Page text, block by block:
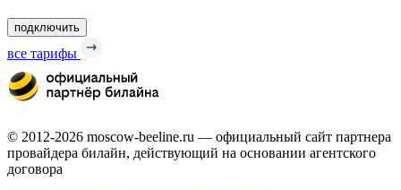
подключить
все тарифы
© 2012-2026 moscow-beeline.ru — официальный сайт партнера
провайдера билайн, действующий на основании агентского
договора